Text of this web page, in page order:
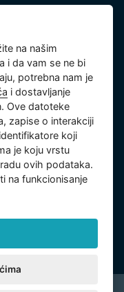
Pragu, odeljak C,
Poreski
na našim
i da vam se ne bi
potrebna nam je
i dostavljanje
Ove datoteke
zapise o interakciji
koji
je koju vrstu
ovih podataka.
na funkcionisanje